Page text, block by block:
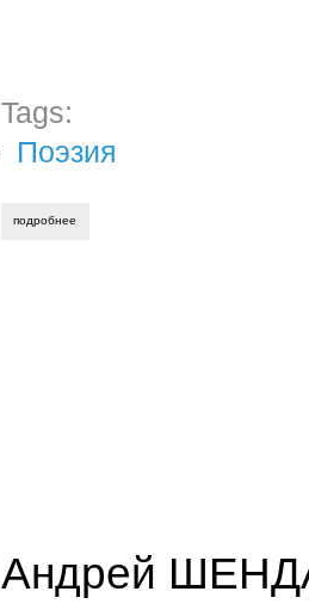
Tags:
Поэзия
подробнее
Андрей